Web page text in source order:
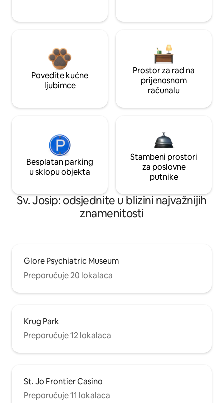
Povedite kućne
ljubimce
Prostor za rad na
prijenosnom
računalu
Besplatan parking
u sklopu objekta
Stambeni prostori
za poslovne
putnike
Sv. Josip: odsjednite u blizini najvažnijih
znamenitosti
Glore Psychiatric Museum
Preporučuje 20 lokalaca
Krug Park
Preporučuje 12 lokalaca
St. Jo Frontier Casino
Preporučuje 11 lokalaca